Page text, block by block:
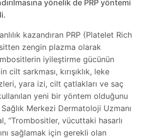
yönelik de PRP yöntemi
kazandıran PRP (Platelet Rich
zengin plazma olarak
iyileştirme gücünün
cilt sarkması, kırışıklık, leke
yara izi, cilt çatlakları ve saç
yeni bir yöntem olduğunu
Merkezi Dermatoloji Uzmanı
“Trombositler, vücuttaki hasarlı
sağlamak için gerekli olan